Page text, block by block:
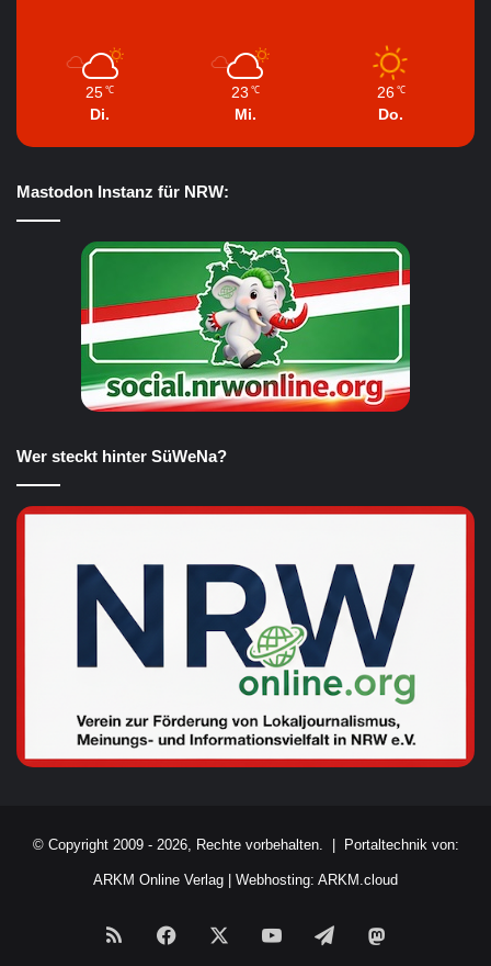
25 ℃
Di.
23 ℃
Mi.
26 ℃
Do.
Mastodon Instanz für NRW:
Wer steckt hinter SüWeNa?
© Copyright 2009 - 2026, Rechte vorbehalten. | Portaltechnik von:
ARKM Online Verlag Webhosting: ARKM.cloud
RSS Facebook YouTubeTelegram